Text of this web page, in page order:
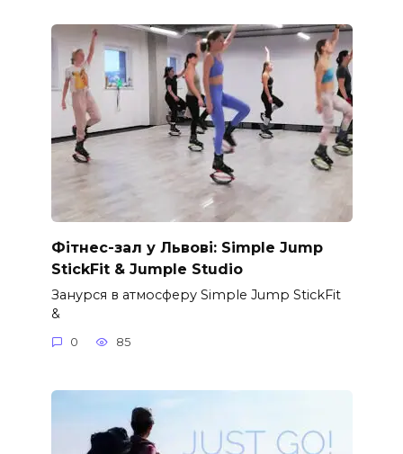
Фітнес-зал у Львові: Simple Jump
StickFit & Jumple Studio
Занурся в атмосферу Simple Jump StickFit
&
0 85